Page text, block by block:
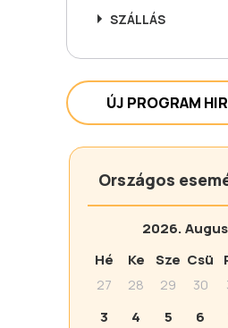
SZÁLLÁS
ÚJ PROGRAM
Országos
2026.
Hé
Ke Sze Csü
27
28 29 30
3
4 5 6